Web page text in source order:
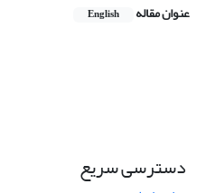
عنوان مقاله English
دسترسی سریع